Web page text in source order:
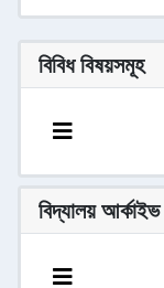
বিবিধ বিষয়সমূহ
বিদ্যালয় আর্কাইভ